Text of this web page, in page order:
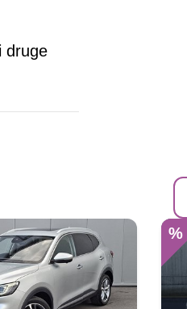
druge
%